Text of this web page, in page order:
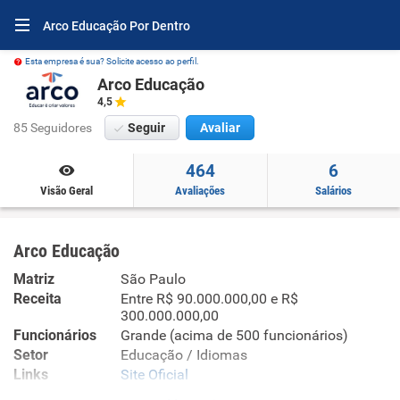
Arco Educação Por Dentro
Esta empresa é sua? Solicite acesso ao perfil.
Arco Educação
4,5
85 Seguidores Seguir Avaliar
Visão Geral
464
Avaliações
6
Salários
Arco Educação
Matriz
São Paulo
Receita
Entre R$ 90.000.000,00 e R$
300.000.000,00
Funcionários
Grande (acima de 500 funcionários)
Setor
Educação / Idiomas
Links
Site Oficial